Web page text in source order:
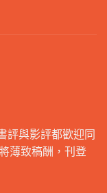
評與影評都歡迎同
薄致稿酬，刊登